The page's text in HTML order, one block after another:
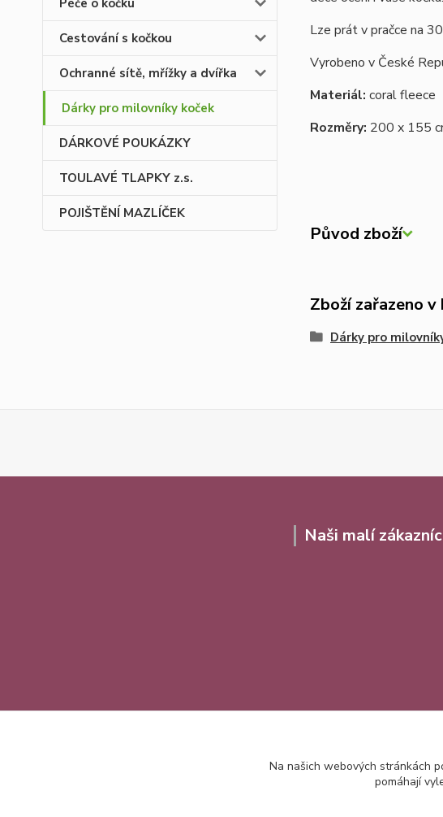
Péče o kočku
Cestování s kočkou
Ochranné sítě, mřížky a dvířka
Dárky pro milovníky koček
DÁRKOVÉ POUKÁZKY
TOULAVÉ TLAPKY z.s.
POJIŠTĚNÍ MAZLÍČEK
Lze prát v pračce na 30
Vyrobeno v České
Materiál: coral fleece
Rozměry: 200 x 155
Původ zboží
Zboží zařazeno
Dárky pro
Naši malí
Na našich webových stránkách
pomáhají